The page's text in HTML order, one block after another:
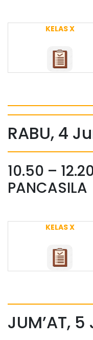
KELAS X
RABU, 4
10.50 –
PANCASILA
KELAS X
JUM’AT,